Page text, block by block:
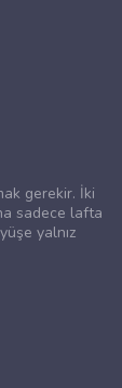
gerekir. İki
sadece lafta
yalnız